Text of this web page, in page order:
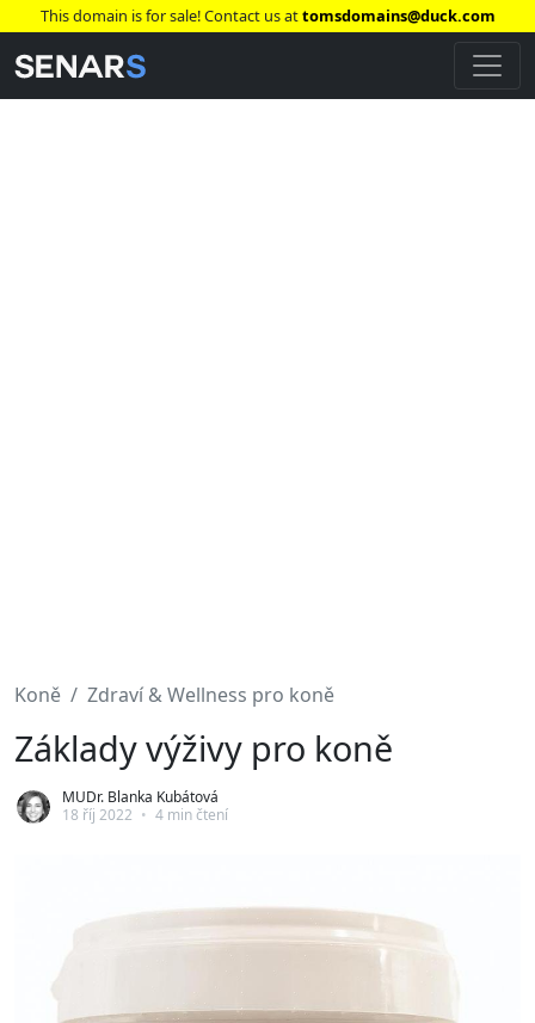
This domain is for sale! Contact us attomsdomains@duck.com
Koně Zdraví & Wellness pro koně
Základy výživy pro koně
MUDr. Blanka Kubátová
18 říj 2022 • 4 min čtení